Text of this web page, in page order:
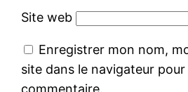
Site web
Enregistrer mon nom,
site dans le navigateur
commentaire.